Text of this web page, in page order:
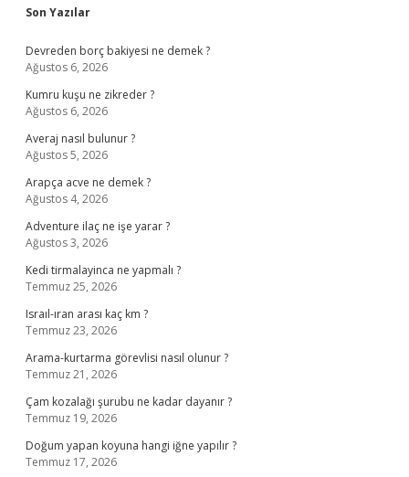
Sidebar
Son Yazılar
Devreden borç bakiyesi ne demek ?
Ağustos 6, 2026
Kumru kuşu ne zikreder ?
Ağustos 6, 2026
Averaj nasıl bulunur ?
Ağustos 5, 2026
Arapça acve ne demek ?
Ağustos 4, 2026
Adventure ilaç ne işe yarar ?
Ağustos 3, 2026
Kedi tirmalayinca ne yapmalı ?
Temmuz 25, 2026
Israıl-ıran arası kaç km ?
Temmuz 23, 2026
Arama-kurtarma görevlisi nasıl olunur ?
Temmuz 21, 2026
Çam kozalağı şurubu ne kadar dayanır ?
Temmuz 19, 2026
Doğum yapan koyuna hangi iğne yapılır ?
Temmuz 17, 2026